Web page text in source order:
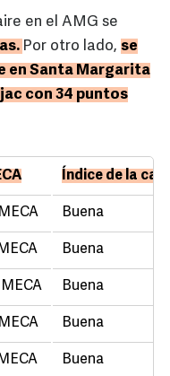
en el AMG se
Por otro lado, se
en Santa Margarita
con 34 puntos
Índice de la
Buena
Buena
Buena
Buena
Buena